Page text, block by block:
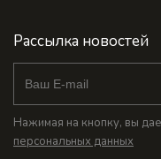
Рассылка новостей
Нажимая на кнопку, вы
персональных данных